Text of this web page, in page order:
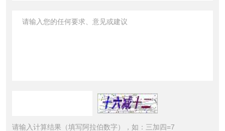
请输入计算结果（填写阿拉伯数字），如：三加四=7